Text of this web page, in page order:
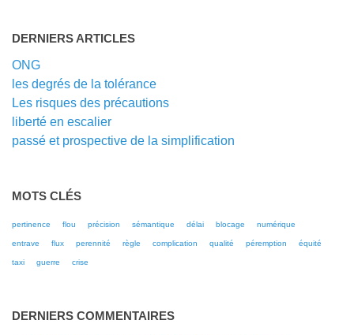
DERNIERS ARTICLES
ONG
les degrés de la tolérance
Les risques des précautions
liberté en escalier
passé et prospective de la simplification
MOTS CLÉS
pertinence flou précision sémantique délai blocage numérique
entrave flux perennité règle complication qualité péremption équité
taxi guerre crise
DERNIERS COMMENTAIRES